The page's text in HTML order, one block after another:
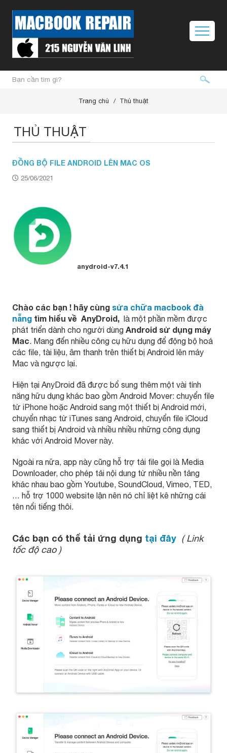
Trang chủ Thủ thuật
THỦ THUẬT
ĐỒNG BỘ FILE ANDROID LÊN MAC OS
25/06/2021
anydroid-v7.4.1
Chào các bạn ! hãy cùng sửa chữa macbook đà
nẵng tìm hiểu về AnyDroid, là một phần mềm được
phát triển dành cho người dùng Android sử dụng máy
Mac . Mang đến nhiều công cụ hữu dụng để động bộ hoá
các file, tài liệu, âm thanh trên thiết bị Android lên máy
Mac và ngược lại.
Hiện tại AnyDroid đã được bổ sung thêm một vài tính
năng hữu dụng khác bao gồm Android Mover: chuyển file
từ iPhone hoặc Android sang một thiết bị Android mới,
chuyển nhạc từ iTunes sang Android, chuyển file iCloud
sang thiết bị Android và nhiều nhiều những công dụng
khác với Android Mover này.
Ngoài ra nữa, app này cũng hỗ trợ tải file gọi là Media
Downloader, cho phép tải nội dung từ nhiều nền tảng
khác nhau bao gồm Youtube, SoundCloud, Vimeo, TED,
… hỗ trợ 1000 website lận nên nó chỉ liệt kê những cái
tên nổi tiếng thôi.
Các bạn có thể tải ứng dụng tại đây ( Link
tốc độ cao )